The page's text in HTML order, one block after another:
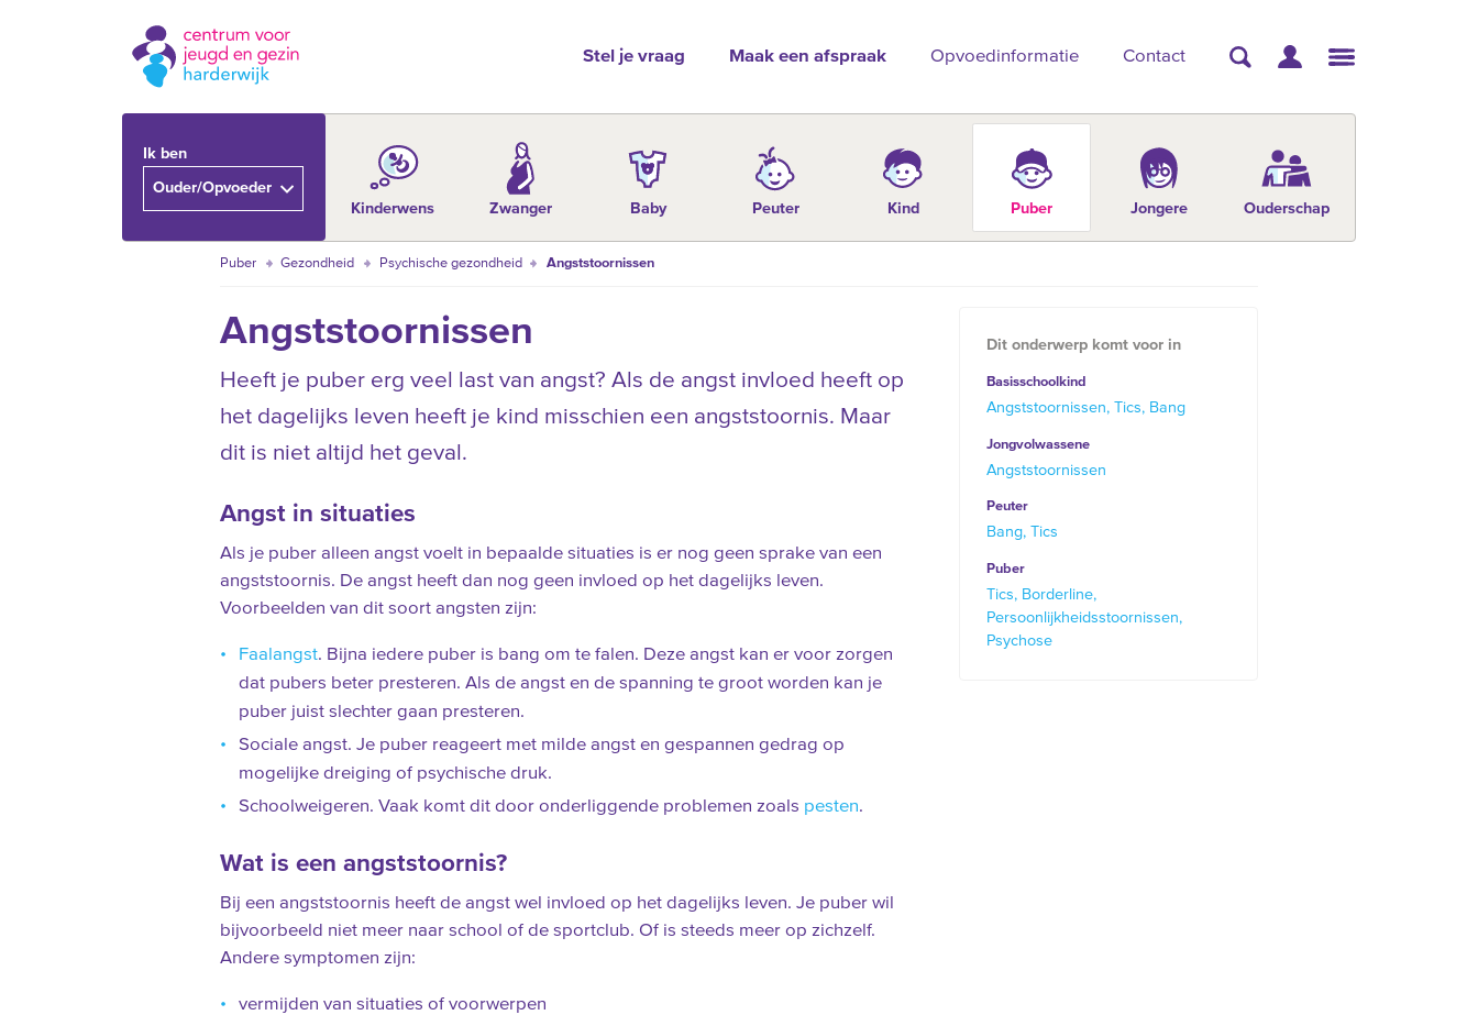
Stel je vraag Maak een afspraak Opvoedinformatie Contact
Ik ben
Ouder/Opvoeder
Kinderwens
Zwanger Baby Peuter Kind Puber Jongere Ouderschap
Puber Gezondheid Psychische gezondheid Angststoornissen
Angststoornissen
Heeft je puber erg veel last van angst? Als de angst invloed heeft op
het dagelijks leven heeft je kind misschien een angststoornis. Maar
dit is niet altijd het geval.
Angst in situaties
Als je puber alleen angst voelt in bepaalde situaties is er nog geen sprake van een
angststoornis. De angst heeft dan nog geen invloed op het dagelijks leven.
Voorbeelden van dit soort angsten zijn:
Faalangst. Bijna iedere puber is bang om te falen. Deze angst kan er voor zorgen
dat pubers beter presteren. Als de angst en de spanning te groot worden kan je
puber juist slechter gaan presteren.
Sociale angst. Je puber reageert met milde angst en gespannen gedrag op
mogelijke dreiging of psychische druk.
Schoolweigeren. Vaak komt dit door onderliggende problemen zoals pesten.
Wat is een angststoornis?
Bij een angststoornis heeft de angst wel invloed op het dagelijks leven. Je puber wil
bijvoorbeeld niet meer naar school of de sportclub. Of is steeds meer op zichzelf.
Andere symptomen zijn:
vermijden van situaties of voorwerpen
Dit onderwerp komt voor in
Basisschoolkind
Angststoornissen Tics Bang
Jongvolwassene
Angststoornissen
Peuter
Bang Tics
Puber
Tics
Borderline
Persoonlijkheidsstoornissen
Psychose